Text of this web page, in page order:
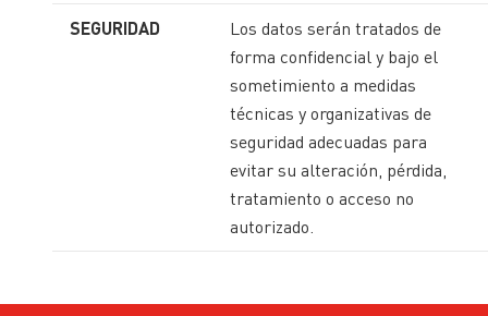
SEGURIDAD
Los datos serán tratados de
forma confidencial y bajo el
sometimiento a medidas
técnicas y organizativas de
seguridad adecuadas para
evitar su alteración, pérdida,
tratamiento o acceso no
autorizado.